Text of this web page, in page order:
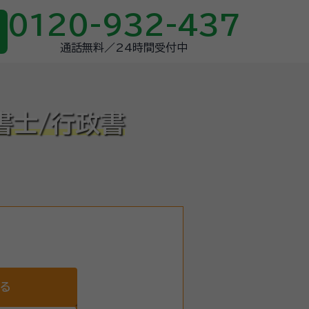
0120-932-437
通話無料／24時間受付中
士/行政書